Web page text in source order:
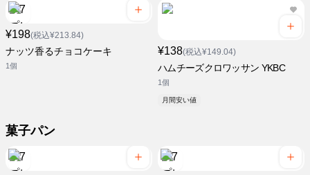
¥198(税込¥213.84)
ナッツ香るチョコケーキ
1個
¥138(税込¥149.04)
ハムチーズクロワッサン YKBC
1個
月間安い値
菓子パン